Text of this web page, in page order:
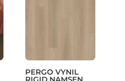
PERGO VYNIL